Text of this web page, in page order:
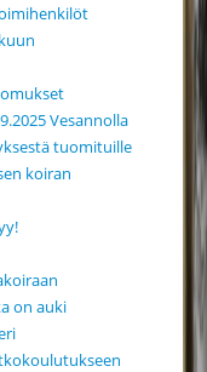
Vesannolla
tuomituille
koiran
on auki